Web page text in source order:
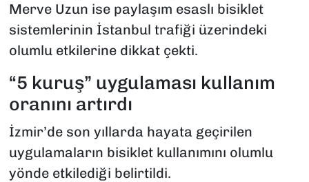
Merve Uzun ise paylaşım esaslı bisiklet
sistemlerinin İstanbul trafiği üzerindeki
olumlu etkilerine dikkat çekti.
“5 kuruş” uygulaması kullanım
oranını artırdı
İzmir’de son yıllarda hayata geçirilen
uygulamaların bisiklet kullanımını olumlu
yönde etkilediği belirtildi.